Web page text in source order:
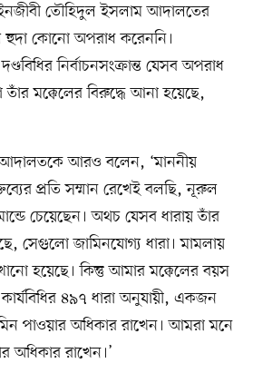
তৌহিদুল ইসলাম আদালতের
কোনো অপরাধ করেননি।
নির্বাচনসংক্রান্ত যেসব অপরাধ
মক্কেলের বিরুদ্ধে আনা হয়েছে,
আরও বলেন, ‘মাননীয়
প্রতি সম্মান রেখেই বলছি, নূরুল
চেয়েছেন। অথচ যেসব ধারায় তাঁর
সেগুলো জামিনযোগ্য ধারা। মামলায়
হয়েছে। কিন্তু আমার মক্কেলের বয়স
৪৯৭ ধারা অনুযায়ী, একজন
পাওয়ার অধিকার রাখেন। আমরা মনে
অধিকার রাখেন।’